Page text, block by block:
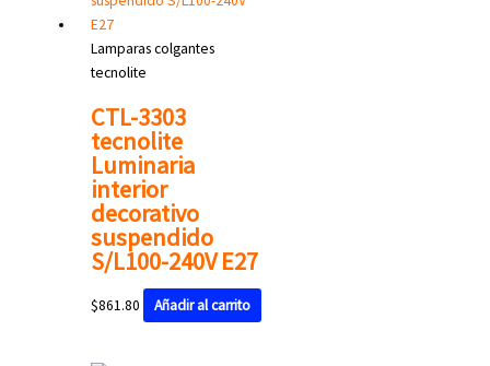
Lamparas colgantes
tecnolite
CTL-3303
tecnolite
Luminaria
interior
decorativo
suspendido
S/L100-240V E27
$861.80 Añadir al carrito